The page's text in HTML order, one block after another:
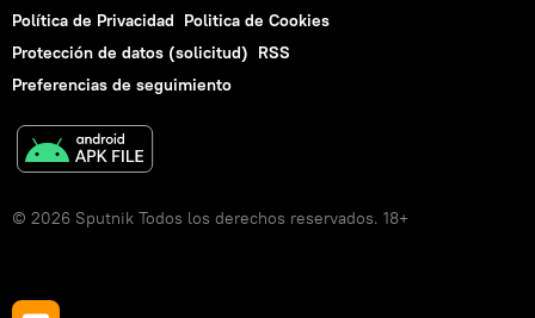
Política de Privacidad Politica de Cookies
Protección de datos (solicitud) RSS
Preferencias de seguimiento
© 2026 Sputnik Todos los derechos reservados. 18+